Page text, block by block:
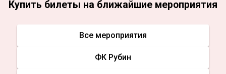
Купить билеты на ближайшие мероприятия
Все мероприятия
ФК Рубин